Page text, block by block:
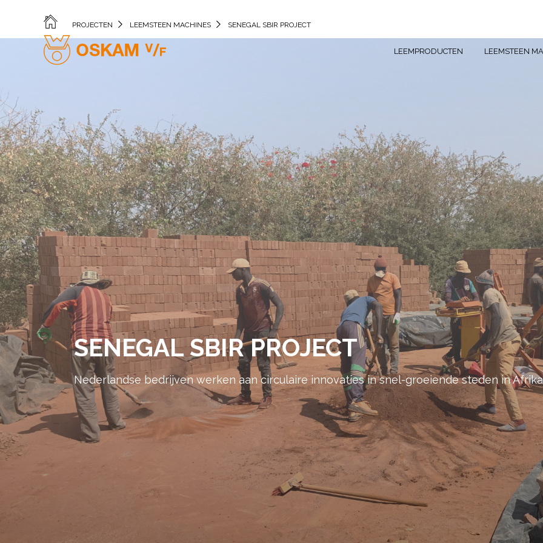
LEEMPRODUCTEN LEEMSTEEN
PROJECTEN LEEMSTEEN MACHINES SENEGAL SBIR PROJECT
SENEGAL SBIR PROJECT
Nederlandse bedrijven werken aan circulaire innovaties in snel-groeiende steden in